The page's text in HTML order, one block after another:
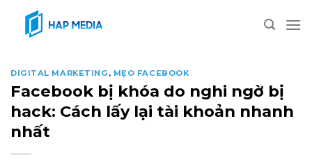
content
DIGITAL MARKETING , MẸO FACEBOOK
Facebook bị khóa do nghi ngờ bị
hack: Cách lấy lại tài khoản nhanh
nhất